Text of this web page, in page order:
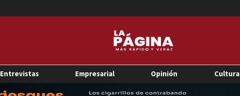
Entrevistas Empresarial Opinión Cultura